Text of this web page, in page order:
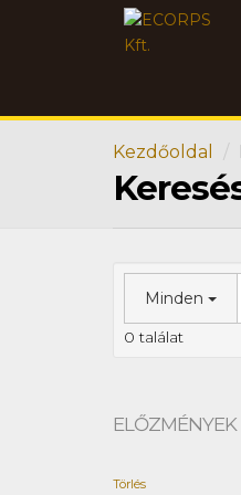
Kezdőoldal
Minden
0 találat
ELŐZMÉNYEK
Törlés